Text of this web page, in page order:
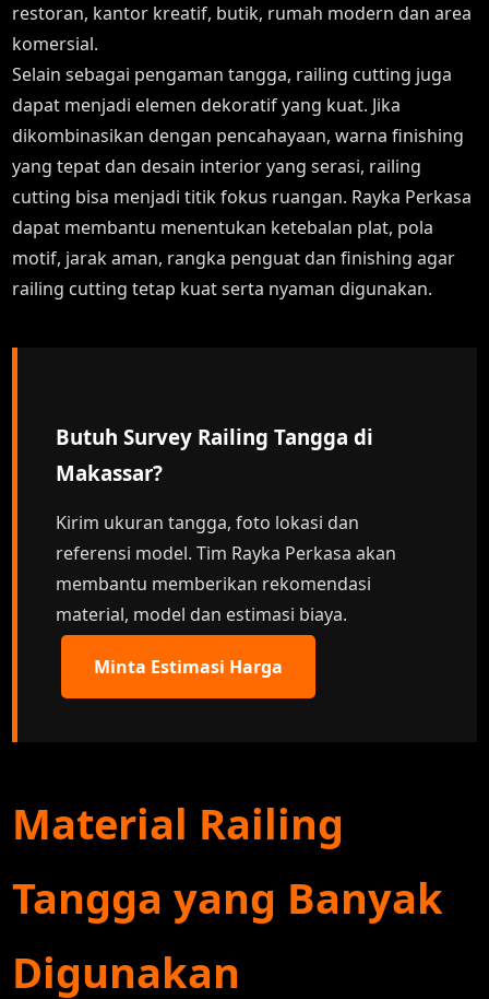
restoran, kantor kreatif, butik, rumah modern dan area
komersial.
Selain sebagai pengaman tangga, railing cutting juga
dapat menjadi elemen dekoratif yang kuat. Jika
dikombinasikan dengan pencahayaan, warna finishing
yang tepat dan desain interior yang serasi, railing
cutting bisa menjadi titik fokus ruangan. Rayka Perkasa
dapat membantu menentukan ketebalan plat, pola
motif, jarak aman, rangka penguat dan finishing agar
railing cutting tetap kuat serta nyaman digunakan.
Butuh Survey Railing Tangga di
Makassar?
Kirim ukuran tangga, foto lokasi dan
referensi model. Tim Rayka Perkasa akan
membantu memberikan rekomendasi
material, model dan estimasi biaya.
Minta Estimasi Harga
Material Railing
Tangga yang Banyak
Digunakan